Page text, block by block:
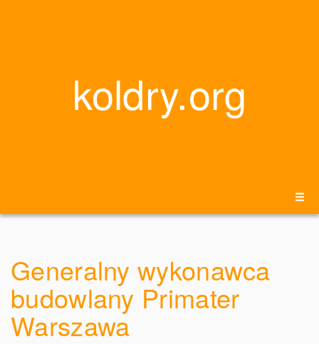
koldry.org
Generalny wykonawca
budowlany Primater
Warszawa